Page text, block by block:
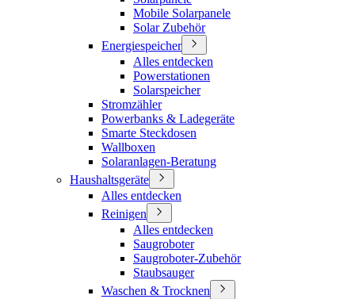
Mobile Solarpanele
Solar Zubehör
Energiespeicher
Alles entdecken
Powerstationen
Solarspeicher
Stromzähler
Powerbanks & Ladegeräte
Smarte Steckdosen
Wallboxen
Solaranlagen-Beratung
Haushaltsgeräte
Alles entdecken
Reinigen
Alles entdecken
Saugroboter
Saugroboter-Zubehör
Staubsauger
Waschen & Trocknen